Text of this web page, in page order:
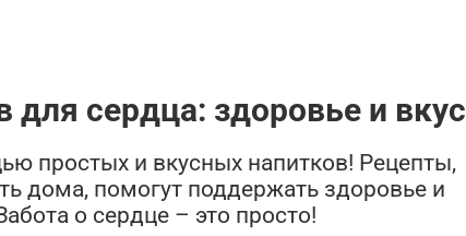
для сердца: здоровье и вкус
простых и вкусных напитков! Рецепты,
дома, помогут поддержать здоровье и
о сердце – это просто!